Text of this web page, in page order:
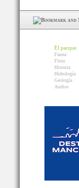
El parque
Fauna
Flora
Historia
Hidrología
Geología
Audios